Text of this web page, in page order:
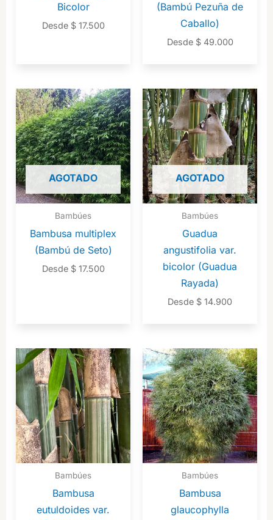
Bicolor
Desde $17.500
(Bambú Pezuña de
Caballo)
Desde $49.000
AGOTADO
Bambúes
Bambusa multiplex
(Bambú de Seto)
Desde $17.500
AGOTADO
Bambúes
Guadua
angustifolia var.
bicolor (Guadua
Rayada)
Desde $ 14.900
Bambúes
Bambusa
eutuldoides var.
Bambúes
Bambusa
glaucophylla